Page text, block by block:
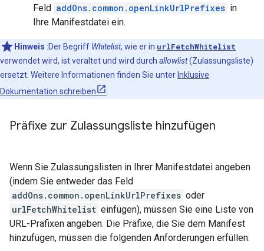
Feld addOns.common.openLinkUrlPrefixes in
Ihre Manifestdatei ein.
Hinweis :Der Begriff Whitelist, wie er in urlFetchWhitelist
verwendet wird, ist veraltet und wird durch allowlist(Zulassungsliste)
ersetzt. Weitere Informationen finden Sie unter Inklusive
Dokumentation schreiben
Präfixe zur Zulassungsliste hinzufügen
Wenn Sie Zulassungslisten in Ihrer Manifestdatei angeben
(indem Sie entweder das Feld
addOns.common.openLinkUrlPrefixes oder
urlFetchWhitelist einfügen), müssen Sie eine Liste von
URL-Präfixen angeben. Die Präfixe, die Sie dem Manifest
hinzufügen, müssen die folgenden Anforderungen erfüllen: